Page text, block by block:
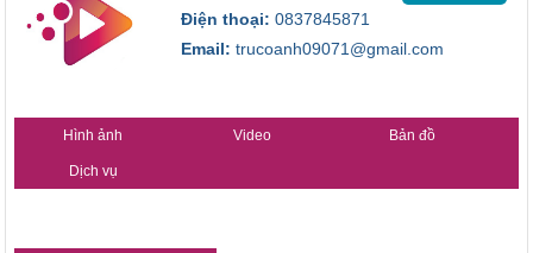
Điện thoại: 0837845871
Email: trucoanh09071@gmail.com
Hình ảnh Video Bản đồ
Dịch vụ